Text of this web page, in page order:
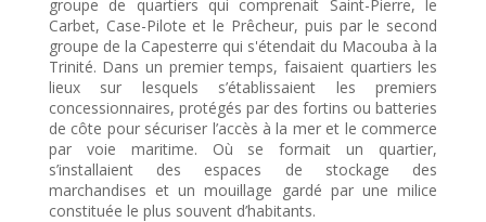
groupe de quartiers qui comprenait Saint-Pierre, le
Carbet, Case-Pilote et le Prêcheur, puis par le second
groupe de la Capesterre qui s'étendait du Macouba à la
Trinité. Dans un premier temps, faisaient quartiers les
lieux sur lesquels s’établissaient les premiers
concessionnaires, protégés par des fortins ou batteries
de côte pour sécuriser l’accès à la mer et le commerce
par voie maritime. Où se formait un quartier,
s’installaient des espaces de stockage des
marchandises et un mouillage gardé par une milice
constituée le plus souvent d’habitants.